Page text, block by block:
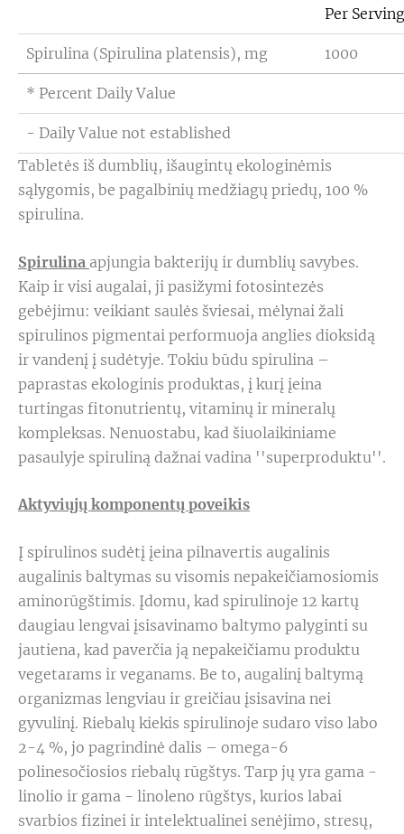
Per Serving
Spirulina (Spirulina platensis), mg 1000
* Percent Daily Value
- Daily Value not established
Tabletės iš dumblių, išaugintų ekologinėmis
sąlygomis, be pagalbinių medžiagų priedų, 100 %
spirulina.
Spirulina apjungia bakterijų ir dumblių savybes.
Kaip ir visi augalai, ji pasižymi fotosintezės
gebėjimu: veikiant saulės šviesai, mėlynai žali
spirulinos pigmentai performuoja anglies dioksidą
ir vandenį į sudėtyje. Tokiu būdu spirulina –
paprastas ekologinis produktas, į kurį įeina
turtingas fitonutrientų, vitaminų ir mineralų
kompleksas. Nenuostabu, kad šiuolaikiniame
pasaulyje spiruliną dažnai vadina ''superproduktu''.
Aktyviųjų komponentų poveikis
Į spirulinos sudėtį įeina pilnavertis augalinis
augalinis baltymas su visomis nepakeičiamosiomis
aminorūgštimis. Įdomu, kad spirulinoje 12 kartų
daugiau lengvai įsisavinamo baltymo palyginti su
jautiena, kad paverčia ją nepakeičiamu produktu
vegetarams ir veganams. Be to, augalinį baltymą
organizmas lengviau ir greičiau įsisavina nei
gyvulinį. Riebalų kiekis spirulinoje sudaro viso labo
2-4 %, jo pagrindinė dalis – omega-6
polinesočiosios riebalų rūgštys. Tarp jų yra gama -
linolio ir gama - linoleno rūgštys, kurios labai
svarbios fizinei ir intelektualinei senėjimo, stresų,